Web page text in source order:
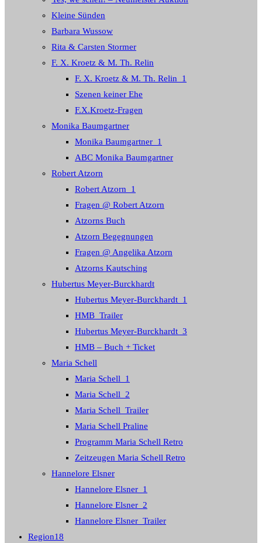
Kleine Sünden
Barbara Wussow
Rita & Carsten Stormer
F. X. Kroetz & M. Th. Relin
F. X. Kroetz & M. Th. Relin_1
Szenen keiner Ehe
F.X.Kroetz-Fragen
Monika Baumgartner
Monika Baumgartner_1
ABC Monika Baumgartner
Robert Atzorn
Robert Atzorn_1
Fragen @ Robert Atzorn
Atzorns Buch
Atzorn Begegnungen
Fragen @ Angelika Atzorn
Atzorns Kautsching
Hubertus Meyer-Burckhardt
Hubertus Meyer-Burckhardt_1
HMB_Trailer
Hubertus Meyer-Burckhardt_3
HMB – Buch + Ticket
Maria Schell
Maria Schell_1
Maria Schell_2
Maria Schell_Trailer
Maria Schell Praline
Programm Maria Schell Retro
Zeitzeugen Maria Schell Retro
Hannelore Elsner
Hannelore Elsner_1
Hannelore Elsner_2
Hannelore Elsner_Trailer
Region18